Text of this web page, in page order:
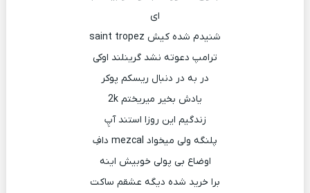
ای
شنیدم شده کیش saint tropez
ترامپ دعوته نشد گرینلند اوکی
در به در دنبال ریسکم پوکر
یادش بخیر میریختم 2k
زندگیم این روزا استند آپِ
پلنگه ولی میخواد mezcal دافِ
اوضاع بی پولی خوبیش اینه
برا خرید شده دیگه عشقم ساکت